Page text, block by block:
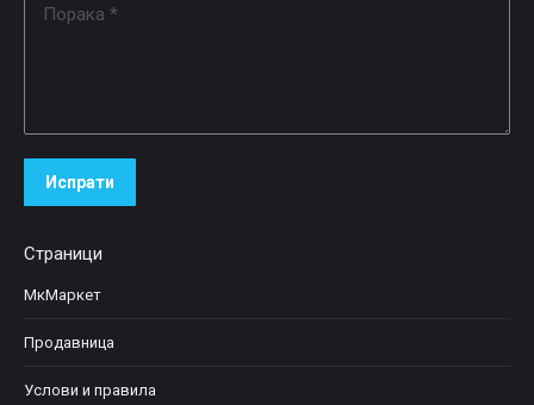
Испрати
Страници
МкМаркет
Продавница
Услови и правила